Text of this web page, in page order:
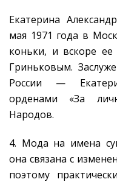
Екатерина
мая 1971 года в
коньки, и вскоре
Гриньковым.
России —
орденами «За
Народов.
4. Мода на имена
она связана с
поэтому